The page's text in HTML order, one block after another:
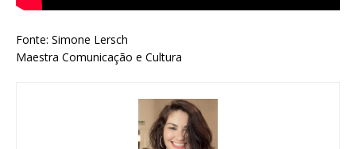
Fonte: Simone Lersch
Maestra Comunicação e Cultura